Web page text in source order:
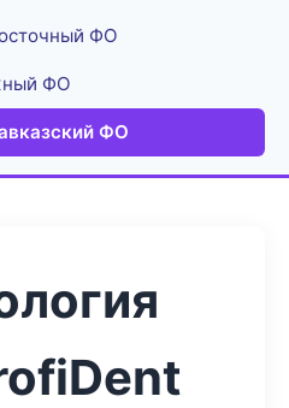
ФО
ФО
ФО